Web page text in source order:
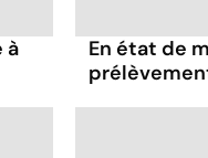
à
En état de